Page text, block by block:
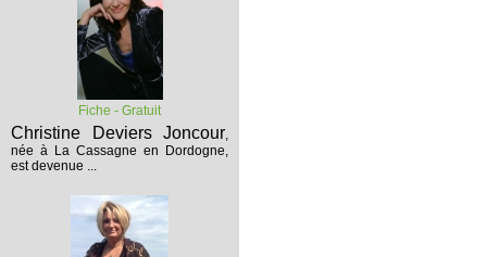
Fiche - Gratuit
Christine Deviers Joncour,
née à La Cassagne en Dordogne,
est devenue ...